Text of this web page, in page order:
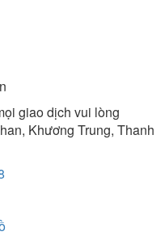
Khương Trung, Thanh